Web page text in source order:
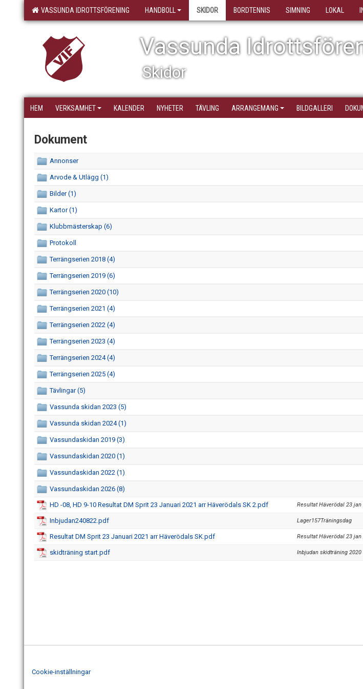
VASSUNDA IDROTTSFÖRENING HANDBOLL SKIDOR BORDTENNIS SIMNING LOKAL
Vassunda
Skidor
HEM VERKSAMHET KALENDER NYHETER TÄVLING ARRANGEMANG BILDGALLERI
Dokument
Annonser
Arvode & Utlägg (1)
Bilder (1)
Kartor (1)
Klubbmästerskap (6)
Protokoll
Terrängserien 2018 (4)
Terrängserien 2019 (6)
Terrängserien 2020 (10)
Terrängserien 2021 (4)
Terrängserien 2022 (4)
Terrängserien 2023 (4)
Terrängserien 2024 (4)
Terrängserien 2025 (4)
Tävlingar (5)
Vassunda skidan 2023 (5)
Vassunda skidan 2024 (1)
Vassundaskidan 2019 (3)
Vassundaskidan 2020 (1)
Vassundaskidan 2022 (1)
Vassundaskidan 2026 (8)
HD -08, HD 9-10 Resultat DM Sprit 23 Januari 2021 arr Häverödals SK 2.pdf Resultat Häverödal 23 jan
Inbjudan240822.pdf Lager157Träningsdag
Resultat DM Sprit 23 Januari 2021 arr Häverödals SK.pdf Resultat Häverödal 23 jan
skidträning start.pdf Inbjudan skidträning 2020
Cookie-inställningar